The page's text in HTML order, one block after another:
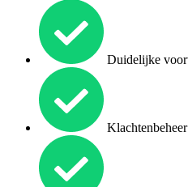
Duidelijke
Klachtenbeheer